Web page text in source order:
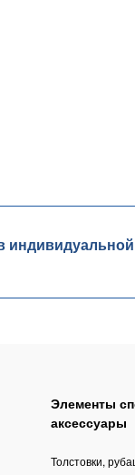
индивидуальной
Элементы
аксессуары
Толстовки,